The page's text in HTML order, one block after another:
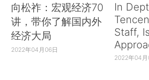
向松祚：宏观经济70
讲，带你了解国内外
经济大局
2022年04月06日
In
Staff,
2022年04月